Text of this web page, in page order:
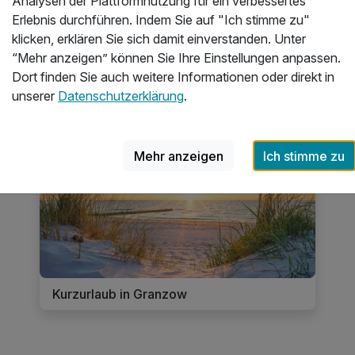
für deinen Kurzurlaub
Kurzurlaub in Granzow
Erlebnis durchführen. Indem Sie auf "Ich stimme zu"
klicken, erklären Sie sich damit einverstanden. Unter
“Mehr anzeigen” können Sie Ihre Einstellungen anpassen.
Dort finden Sie auch weitere Informationen oder direkt in
unserer Datenschutzerklärung.
Mehr anzeigen Ich stimme zu